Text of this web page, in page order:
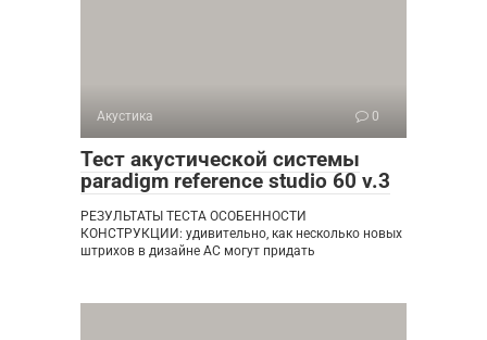
Акустика 0
Тест акустической системы
paradigm reference studio 60 v.3
РЕЗУЛЬТАТЫ ТЕСТА ОСОБЕННОСТИ
КОНСТРУКЦИИ: удивительно, как несколько новых
штрихов в дизайне АС могут придать